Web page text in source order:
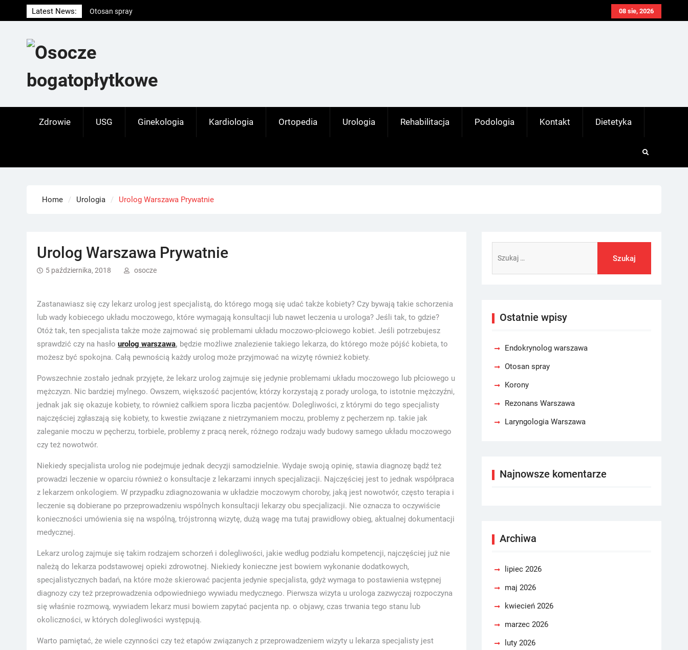
to
08 sie, 2026
Latest News:
Otosan spray
Korony
Zdrowie USG Ginekologia Kardiologia Ortopedia Urologia Rehabilitacja Podologia Kontakt Dietetyka
Home Urologia Urolog Warszawa Prywatnie
Urolog Warszawa Prywatnie
5 października, 2018 osocze
Zastanawiasz się czy lekarz urolog jest specjalistą, do którego mogą się udać także kobiety? Czy bywają takie schorzenia
lub wady kobiecego układu moczowego, które wymagają konsultacji lub nawet leczenia u urologa? Jeśli tak, to gdzie?
Otóż tak, ten specjalista także może zajmować się problemami układu moczowo-płciowego kobiet. Jeśli potrzebujesz
sprawdzić czy na hasło urolog warszawa, będzie możliwe znalezienie takiego lekarza, do którego może pójść kobieta, to
możesz być spokojna. Całą pewnością każdy urolog może przyjmować na wizytę również kobiety.
Powszechnie zostało jednak przyjęte, że lekarz urolog zajmuje się jedynie problemami układu moczowego lub płciowego u
mężczyzn. Nic bardziej mylnego. Owszem, większość pacjentów, którzy korzystają z porady urologa, to istotnie mężczyźni,
jednak jak się okazuje kobiety, to również całkiem spora liczba pacjentów. Dolegliwości, z którymi do tego specjalisty
najczęściej zgłaszają się kobiety, to kwestie związane z nietrzymaniem moczu, problemy z pęcherzem np. takie jak
zaleganie moczu w pęcherzu, torbiele, problemy z pracą nerek, różnego rodzaju wady budowy samego układu moczowego
czy też nowotwór.
Niekiedy specjalista urolog nie podejmuje jednak decyzji samodzielnie. Wydaje swoją opinię, stawia diagnozę bądź też
prowadzi leczenie w oparciu również o konsultacje z lekarzami innych specjalizacji. Najczęściej jest to jednak współpraca
z lekarzem onkologiem. W przypadku zdiagnozowania w układzie moczowym choroby, jaką jest nowotwór, często terapia i
leczenie są dobierane po przeprowadzeniu wspólnych konsultacji lekarzy obu specjalizacji. Nie oznacza to oczywiście
konieczności umówienia się na wspólną, trójstronną wizytę, dużą wagę ma tutaj prawidłowy obieg, aktualnej dokumentacji
medycznej.
Lekarz urolog zajmuje się takim rodzajem schorzeń i dolegliwości, jakie według podziału kompetencji, najczęściej już nie
należą do lekarza podstawowej opieki zdrowotnej. Niekiedy konieczne jest bowiem wykonanie dodatkowych,
specjalistycznych badań, na które może skierować pacjenta jedynie specjalista, gdyż wymaga to postawienia wstępnej
diagnozy czy też przeprowadzenia odpowiedniego wywiadu medycznego. Pierwsza wizyta u urologa zazwyczaj rozpoczyna
się właśnie rozmową, wywiadem lekarz musi bowiem zapytać pacjenta np. o objawy, czas trwania tego stanu lub
okoliczności, w których dolegliwości występują.
Warto pamiętać, że wiele czynności czy też etapów związanych z przeprowadzeniem wizyty u lekarza specjalisty jest
Ostatnie wpisy
Endokrynolog warszawa
Otosan spray
Korony
Rezonans Warszawa
Laryngologia Warszawa
Najnowsze komentarze
Archiwa
lipiec 2026
maj 2026
kwiecień 2026
marzec 2026
luty 2026